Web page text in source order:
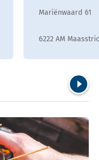
Mariënwaard 61
6222 AM